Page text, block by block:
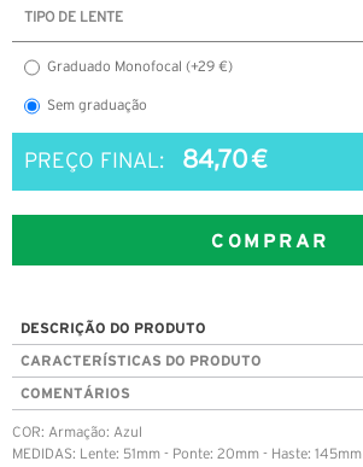
TIPO DE LENTE
Graduado Monofocal (+29 €)
Sem graduação
PREÇO FINAL: 84,70 €
COMPRAR
DESCRIÇÃO DO PRODUTO
CARACTERÍSTICAS DO PRODUTO
COMENTÁRIOS
COR: Armação: Azul
MEDIDAS: Lente: 51mm - Ponte: 20mm - Haste: 145mm